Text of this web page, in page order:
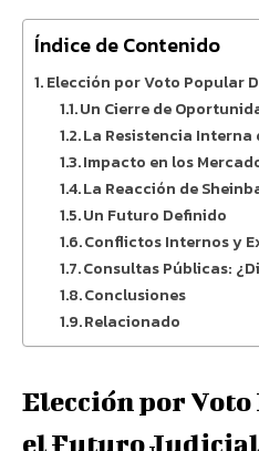
Índice de Contenido
Elección por Voto Popular
Un Cierre de
La Resistencia Interna
Impacto en los
La Reacción de
Un Futuro Definido
Conflictos Internos y
Consultas Públicas:
Conclusiones
Relacionado
Elección por
el Futuro Judicial